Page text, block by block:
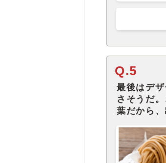
Q.5
最後はデザ
さそうだ
葉だから